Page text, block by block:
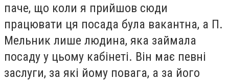
паче, що коли я прийшов сюди
працювати ця посада була вакантна, а П.
Мельник лише людина, яка займала
посаду у цьому кабінеті. Він має певні
заслуги, за які йому повага, а за його